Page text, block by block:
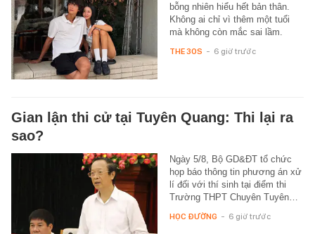
bỗng nhiên hiểu hết bản thân.
Không ai chỉ vì thêm một tuổi
mà không còn mắc sai lầm.
THE 30S - 6 giờ trước
Gian lận thi cử tại Tuyên Quang: Thi lại ra
sao?
Ngày 5/8, Bộ GD&ĐT tổ chức
họp báo thông tin phương án xử
lí đối với thí sinh tại điểm thi
Trường THPT Chuyên Tuyên…
HỌC ĐƯỜNG - 6 giờ trước